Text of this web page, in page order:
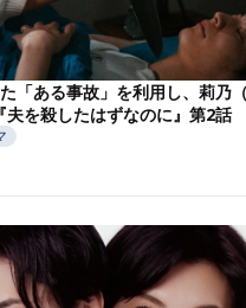
「ある事故」を利用し、莉乃
夫を殺したはずなのに』第2話